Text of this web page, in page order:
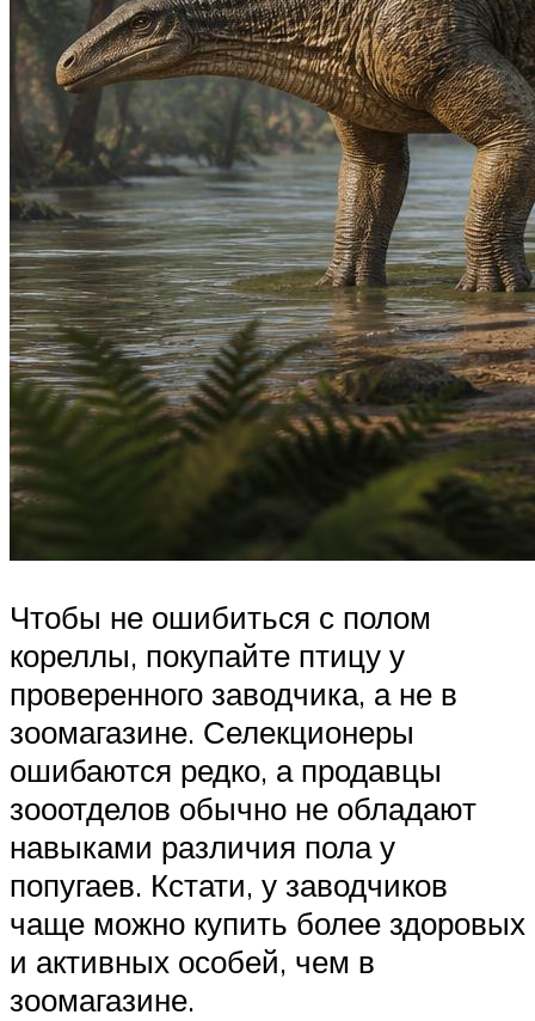
Чтобы не ошибиться с полом
кореллы, покупайте птицу у
проверенного заводчика, а не в
зоомагазине. Селекционеры
ошибаются редко, а продавцы
зооотделов обычно не обладают
навыками различия пола у
попугаев. Кстати, у заводчиков
чаще можно купить более здоровых
и активных особей, чем в
зоомагазине.